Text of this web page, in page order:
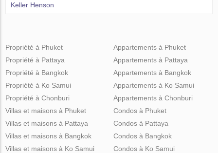
Keller Henson
Propriété à Phuket
Propriété à Pattaya
Propriété à Bangkok
Propriété à Ko Samui
Propriété à Chonburi
Appartements à Phuket
Appartements à Pattaya
Appartements à Bangkok
Appartements à Ko Samui
Appartements à Chonburi
Villas et maisons à Phuket
Villas et maisons à Pattaya
Villas et maisons à Bangkok
Villas et maisons à Ko Samui
Condos à Phuket
Condos à Pattaya
Condos à Bangkok
Condos à Ko Samui